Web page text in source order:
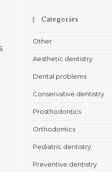
Categories
Other
Aesthetic dentistry
Dental problems
Conservative dentistry
Prosthodontics
Orthodontics
Pediatric dentistry
Preventive dentistry